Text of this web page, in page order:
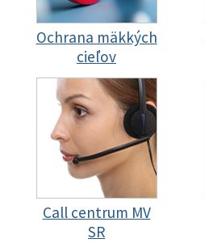
Ochrana mäkkých
cieľov
Call centrum MV
SR